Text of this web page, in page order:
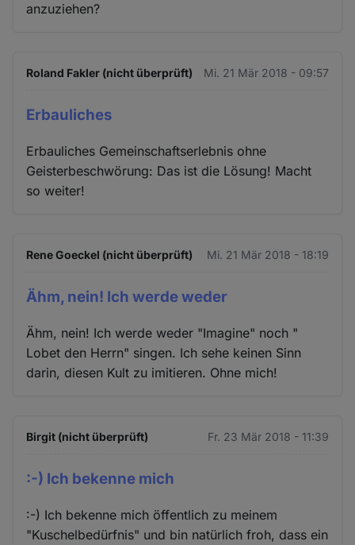
anzuziehen?
Roland Fakler (nicht überprüft) Mi. 21 Mär 2018 - 09:57
Erbauliches
Erbauliches Gemeinschaftserlebnis ohne
Geisterbeschwörung: Das ist die Lösung! Macht
so weiter!
Rene Goeckel (nicht überprüft) Mi. 21 Mär 2018 - 18:19
Ähm, nein! Ich werde weder
Ähm, nein! Ich werde weder "Imagine" noch "
Lobet den Herrn" singen. Ich sehe keinen Sinn
darin, diesen Kult zu imitieren. Ohne mich!
Birgit (nicht überprüft) Fr. 23 Mär 2018 - 11:39
:-) Ich bekenne mich
:-) Ich bekenne mich öffentlich zu meinem
"Kuschelbedürfnis" und bin natürlich froh, dass ein